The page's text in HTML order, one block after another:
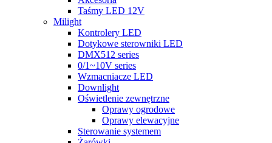
Taśmy LED 12V
Milight
Kontrolery LED
Dotykowe sterowniki LED
DMX512 series
0/1~10V series
Wzmacniacze LED
Downlight
Oświetlenie zewnętrzne
Oprawy ogrodowe
Oprawy elewacyjne
Sterowanie systemem